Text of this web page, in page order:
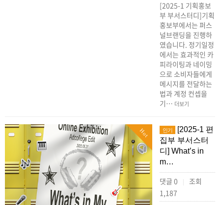
[2025-1 기획홍보
부 부서스터디]기획
홍보부에서는 퍼스
널브랜딩을 진행하
였습니다. 정기일정
에서는 효과적인 카
피라이팅과 네이밍
으로 소비자들에게
메시지를 전달하는
법과 계정 컨셉을
기… 더보기
Hot 인기
[2025-1 편
집부 부서스터
디] What’s in
m…
댓글 0 |
조회
1,187